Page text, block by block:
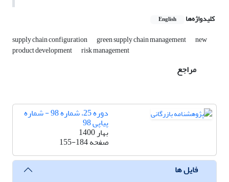
کلیدواژه‌ها English
supply chain configuration green supply chain management new
product development risk management
مراجع
دوره 25، شماره 98 - شماره
پیاپی 98
بهار 1400
صفحه155-184
فایل ها